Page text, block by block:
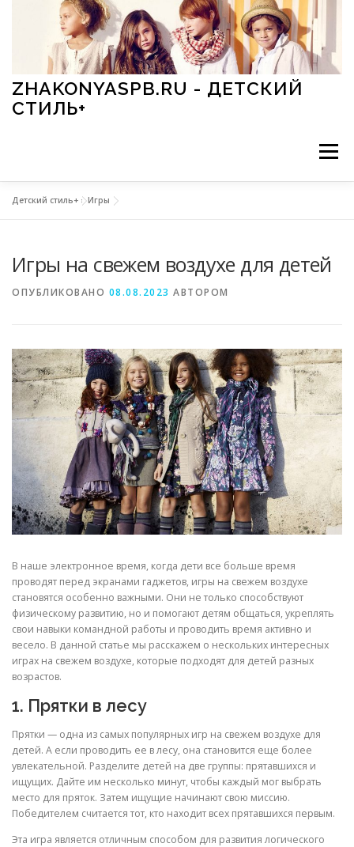
Перейти к содержимому
ZHAKONYASPB.RU - ДЕТСКИЙ
СТИЛЬ+
Меню
ПРАЗДНИКИ СТИЛЬ СТАТЬИ
Детский стиль+ »Игры
Игры на свежем воздухе для детей
ОПУБЛИКОВАНО 08.08.2023 АВТОРОМ
В наше электронное время, когда дети все больше время
проводят перед экранами гаджетов, игры на свежем воздухе
становятся особенно важными. Они не только способствуют
физическому развитию, но и помогают детям общаться, укреплять
свои навыки командной работы и проводить время активно и
весело. В данной статье мы расскажем о нескольких интересных
играх на свежем воздухе, которые подходят для детей разных
возрастов.
1. Прятки в лесу
Прятки — одна из самых популярных игр на свежем воздухе для
детей. А если проводить ее в лесу, она становится еще более
увлекательной. Разделите детей на две группы: прятавшихся и
ищущих. Дайте им несколько минут, чтобы каждый мог выбрать
место для пряток. Затем ищущие начинают свою миссию.
Победителем считается тот, кто находит всех прятавшихся первым.
Эта игра является отличным способом для развития логического